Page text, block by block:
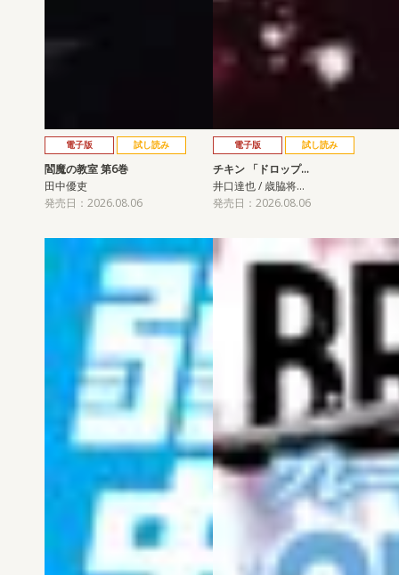
電子版 試し読み
閻魔の教室 第6巻
田中優吏
発売日：2026.08.06
電子版 試し読み
チキン 「ドロップ…
井口達也 / 歳脇将…
発売日：2026.08.06